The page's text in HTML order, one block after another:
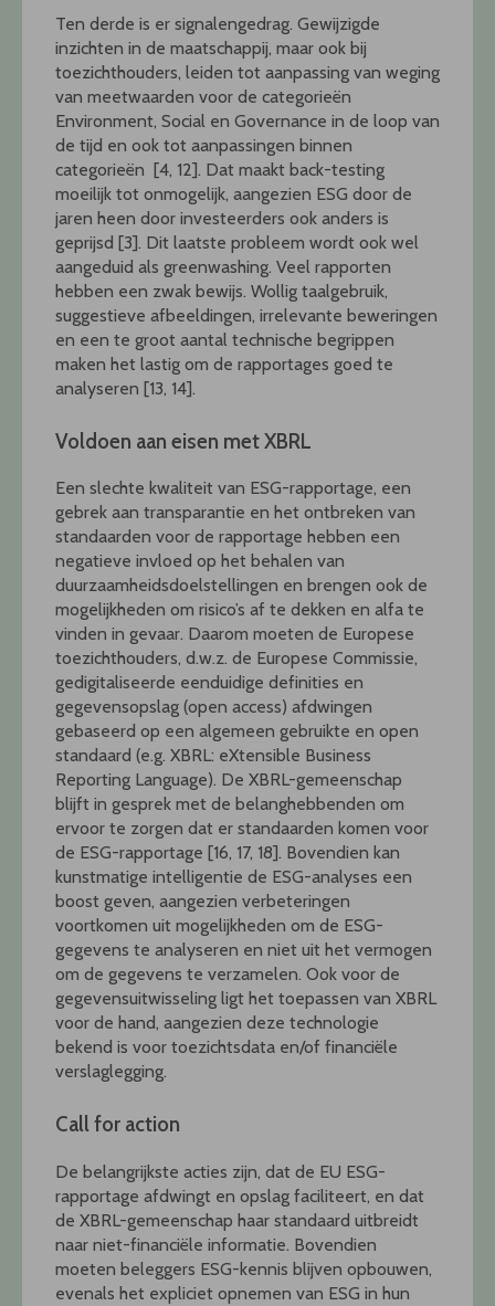
Ten derde is er signalengedrag. Gewijzigde
inzichten in de maatschappij, maar ook bij
toezichthouders, leiden tot aanpassing van weging
van meetwaarden voor de categorieën
Environment, Social en Governance in de loop van
de tijd en ook tot aanpassingen binnen
categorieën [4, 12]. Dat maakt back-testing
moeilijk tot onmogelijk, aangezien ESG door de
jaren heen door investeerders ook anders is
geprijsd [3]. Dit laatste probleem wordt ook wel
aangeduid als greenwashing. Veel rapporten
hebben een zwak bewijs. Wollig taalgebruik,
suggestieve afbeeldingen, irrelevante beweringen
en een te groot aantal technische begrippen
maken het lastig om de rapportages goed te
analyseren [13, 14].
Voldoen aan eisen met XBRL
Een slechte kwaliteit van ESG-rapportage, een
gebrek aan transparantie en het ontbreken van
standaarden voor de rapportage hebben een
negatieve invloed op het behalen van
duurzaamheidsdoelstellingen en brengen ook de
mogelijkheden om risico’s af te dekken en alfa te
vinden in gevaar. Daarom moeten de Europese
toezichthouders, d.w.z. de Europese Commissie,
gedigitaliseerde eenduidige definities en
gegevensopslag (open access) afdwingen
gebaseerd op een algemeen gebruikte en open
standaard (e.g. XBRL: eXtensible Business
Reporting Language). De XBRL-gemeenschap
blijft in gesprek met de belanghebbenden om
ervoor te zorgen dat er standaarden komen voor
de ESG-rapportage [16, 17, 18]. Bovendien kan
kunstmatige intelligentie de ESG-analyses een
boost geven, aangezien verbeteringen
voortkomen uit mogelijkheden om de ESG-
gegevens te analyseren en niet uit het vermogen
om de gegevens te verzamelen. Ook voor de
gegevensuitwisseling ligt het toepassen van XBRL
voor de hand, aangezien deze technologie
bekend is voor toezichtsdata en/of financiële
verslaglegging.
Call for action
De belangrijkste acties zijn, dat de EU ESG-
rapportage afdwingt en opslag faciliteert, en dat
de XBRL-gemeenschap haar standaard uitbreidt
naar niet-financiële informatie. Bovendien
moeten beleggers ESG-kennis blijven opbouwen,
evenals het expliciet opnemen van ESG in hun